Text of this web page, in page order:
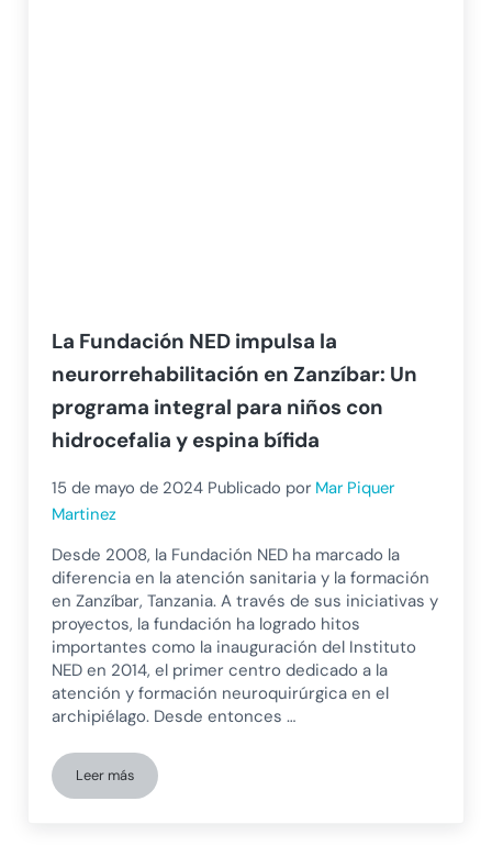
La Fundación NED impulsa la
neurorrehabilitación en Zanzíbar: Un
programa integral para niños con
hidrocefalia y espina bífida
15 de mayo de 2024 Publicado por Mar Piquer
Martinez
Desde 2008, la Fundación NED ha marcado la
diferencia en la atención sanitaria y la formación
en Zanzíbar, Tanzania. A través de sus iniciativas y
proyectos, la fundación ha logrado hitos
importantes como la inauguración del Instituto
NED en 2014, el primer centro dedicado a la
atención y formación neuroquirúrgica en el
archipiélago. Desde entonces …
Leer másLa Fundación NED impulsa la neurorrehabilitación en